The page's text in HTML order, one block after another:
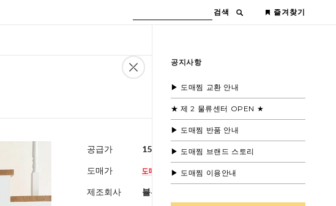
검색 즐겨찾기
공지사항
▶ 도매찜 교환 안내
★ 제 2 물류센터 OPEN ★
▶ 도매찜 반품 안내
▶ 도매찜 브랜드 스토리
▶ 도매찜 이용안내
공급가 15,000원(부가세별도)
도매가
제조회사 블루모드 제휴사